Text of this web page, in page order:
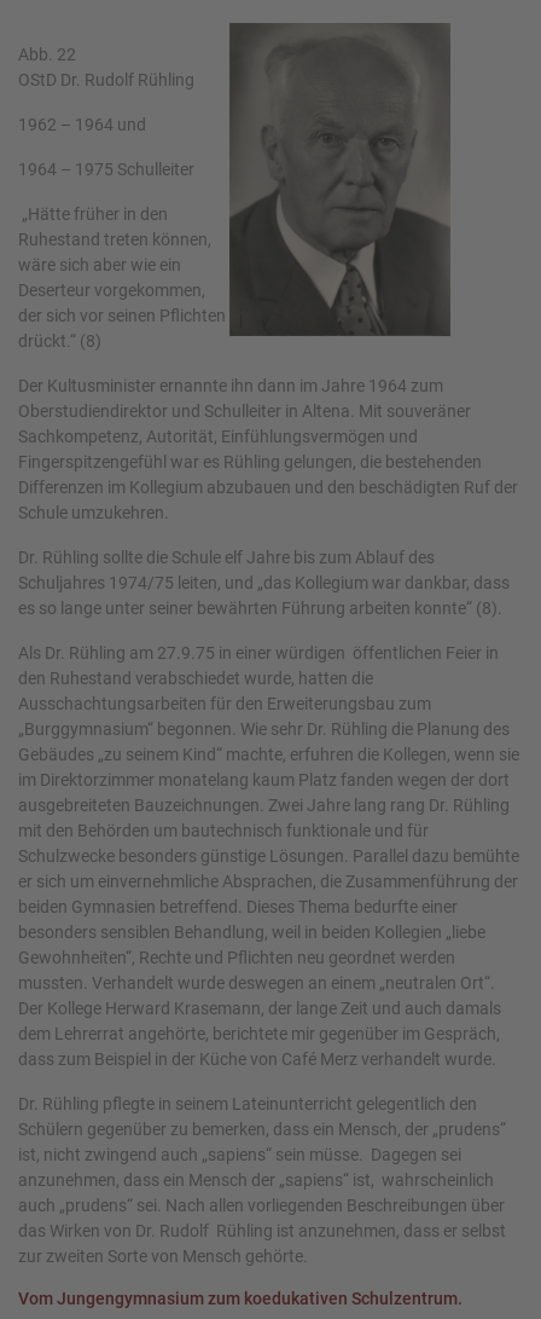
Abb. 22
OStD Dr. Rudolf Rühling
1962 – 1964 und
1964 – 1975 Schulleiter
„Hätte früher in den
Ruhestand treten können,
wäre sich aber wie ein
Deserteur vorgekommen,
der sich vor seinen Pflichten
drückt.“ (8)
Der Kultusminister ernannte ihn dann im Jahre 1964 zum
Oberstudiendirektor und Schulleiter in Altena. Mit souveräner
Sachkompetenz, Autorität, Einfühlungsvermögen und
Fingerspitzengefühl war es Rühling gelungen, die bestehenden
Differenzen im Kollegium abzubauen und den beschädigten Ruf der
Schule umzukehren.
Dr. Rühling sollte die Schule elf Jahre bis zum Ablauf des
Schuljahres 1974/75 leiten, und „das Kollegium war dankbar, dass
es so lange unter seiner bewährten Führung arbeiten konnte“ (8).
Als Dr. Rühling am 27.9.75 in einer würdigen öffentlichen Feier in
den Ruhestand verabschiedet wurde, hatten die
Ausschachtungsarbeiten für den Erweiterungsbau zum
„Burggymnasium“ begonnen. Wie sehr Dr. Rühling die Planung des
Gebäudes „zu seinem Kind“ machte, erfuhren die Kollegen, wenn sie
im Direktorzimmer monatelang kaum Platz fanden wegen der dort
ausgebreiteten Bauzeichnungen. Zwei Jahre lang rang Dr. Rühling
mit den Behörden um bautechnisch funktionale und für
Schulzwecke besonders günstige Lösungen. Parallel dazu bemühte
er sich um einvernehmliche Absprachen, die Zusammenführung der
beiden Gymnasien betreffend. Dieses Thema bedurfte einer
besonders sensiblen Behandlung, weil in beiden Kollegien „liebe
Gewohnheiten“, Rechte und Pflichten neu geordnet werden
mussten. Verhandelt wurde deswegen an einem „neutralen Ort“.
Der Kollege Herward Krasemann, der lange Zeit und auch damals
dem Lehrerrat angehörte, berichtete mir gegenüber im Gespräch,
dass zum Beispiel in der Küche von Café Merz verhandelt wurde.
Dr. Rühling pflegte in seinem Lateinunterricht gelegentlich den
Schülern gegenüber zu bemerken, dass ein Mensch, der „prudens“
ist, nicht zwingend auch „sapiens“ sein müsse. Dagegen sei
anzunehmen, dass ein Mensch der „sapiens“ ist, wahrscheinlich
auch „prudens“ sei. Nach allen vorliegenden Beschreibungen über
das Wirken von Dr. Rudolf Rühling ist anzunehmen, dass er selbst
zur zweiten Sorte von Mensch gehörte.
Vom Jungengymnasium zum koedukativen Schulzentrum.